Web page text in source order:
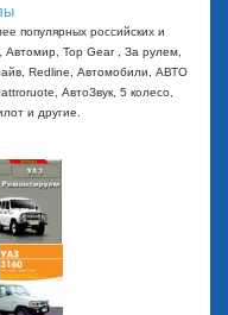
популярных российских и
Top Gear , За рулем,
Redline, Автомобили, АВТО
АвтоЗвук, 5 колесо,
и другие.